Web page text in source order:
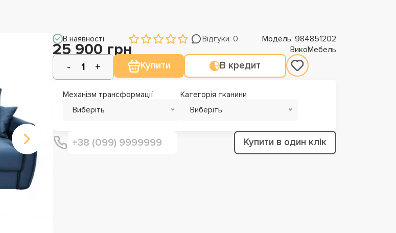
В наявності Відгуки: 0 Модель: 984851202
25 900 грн ВикоМебель
Купити В кредит
Механізм трансформації
Виберіть
Категорія тканини
Виберіть
Купити в один клік